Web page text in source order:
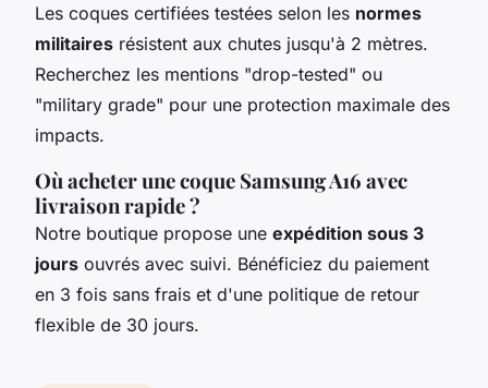
Les coques certifiées testées selon les normes
militaires résistent aux chutes jusqu'à 2 mètres.
Recherchez les mentions "drop-tested" ou
"military grade" pour une protection maximale des
impacts.
Où acheter une coque Samsung A16 avec
livraison rapide ?
Notre boutique propose une expédition sous 3
jours ouvrés avec suivi. Bénéficiez du paiement
en 3 fois sans frais et d'une politique de retour
flexible de 30 jours.